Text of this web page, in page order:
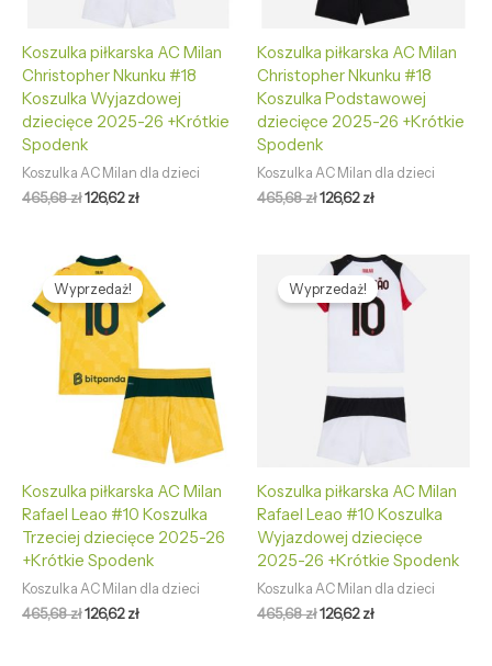
Koszulka piłkarska AC Milan
Christopher Nkunku #18
Koszulka Wyjazdowej
dziecięce 2025-26 +Krótkie
Spodenk
Koszulka AC Milan dla dzieci
465,68zł126,62zł
Koszulka piłkarska AC Milan
Christopher Nkunku #18
Koszulka Podstawowej
dziecięce 2025-26 +Krótkie
Spodenk
Koszulka AC Milan dla dzieci
465,68zł126,62zł
Wyprzedaż!
Koszulka piłkarska AC Milan
Rafael Leao #10 Koszulka
Trzeciej dziecięce 2025-26
+Krótkie Spodenk
Koszulka AC Milan dla dzieci
465,68zł
Pierwotna
cena
wynosiła:
465,68 zł.
126,62zł
cena
wynosi:
126,62 zł.
Wyprzedaż!
Koszulka piłkarska AC Milan
Rafael Leao #10 Koszulka
Wyjazdowej dziecięce
2025-26 +Krótkie Spodenk
Koszulka AC Milan dla dzieci
465,68zł
Pierwotna
cena
wynosiła:
465,68 zł.
126,62zł
Aktualna
cena
wynosi: